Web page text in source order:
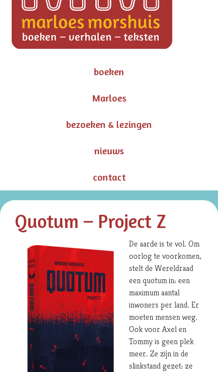
boeken
Marloes
bezoeken & lezingen
nieuws
contact
Quotum – Project Z
De aarde is te vol. Om
oorlog te voorkomen,
stelt de Wereldraad
een quotum in: een
maximum aantal
inwoners per land. Er
moeten mensen weg.
Ook voor Axel en
Tommy is geen plek
meer. Ze zijn in de
slinkstand gezet: ze